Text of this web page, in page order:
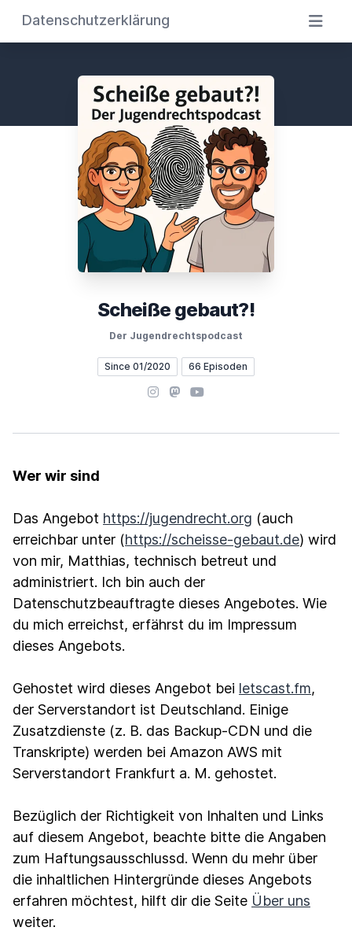
Datenschutzerklärung
Scheiße gebaut?!
Der Jugendrechtspodcast
Since 01/2020 66 Episoden
Instagram
Mastodon
YouTube
Wer wir sind
Das Angebot https://jugendrecht.org (auch
erreichbar unter (https://scheisse-gebaut.de) wird
von mir, Matthias, technisch betreut und
administriert. Ich bin auch der
Datenschutzbeauftragte dieses Angebotes. Wie
du mich erreichst, erfährst du im Impressum
dieses Angebots.
Gehostet wird dieses Angebot bei letscast.fm,
der Serverstandort ist Deutschland. Einige
Zusatzdienste (z. B. das Backup-CDN und die
Transkripte) werden bei Amazon AWS mit
Serverstandort Frankfurt a. M. gehostet.
Bezüglich der Richtigkeit von Inhalten und Links
auf diesem Angebot, beachte bitte die Angaben
zum Haftungsausschlussd. Wenn du mehr über
die inhaltlichen Hintergründe dieses Angebots
erfahren möchtest, hilft dir die Seite Über uns
weiter.